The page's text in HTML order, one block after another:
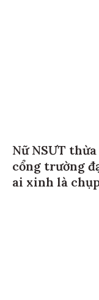
Nữ NSƯT
cổng trường
ai xinh là